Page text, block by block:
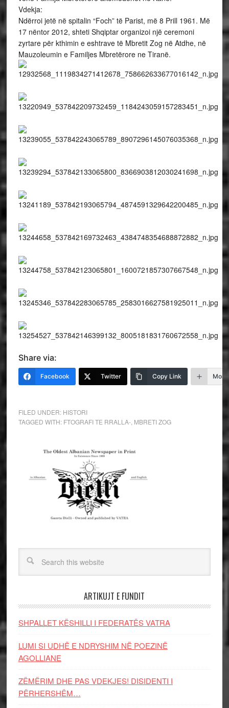
Vdekja:
Ndërroi jetë në spitalin “Foch” të Parist, më 8 Prill 1961. Më
17 nëntor 2012, shteti Shqiptar organizoi një ceremoni
zyrtare për kthimin e eshtrave të Mbretit Zog në Atdhe, në
Mauzoleumin e Familjes Mbretërore ne Tiranë.
Share via:
Facebook Twitter Copy Link More
FILED UNDER: HISTORI
TAGGED WITH: FTOGRAFI TE RRALLA-, MBRETI ZOG
ARTIKUJT E FUNDIT
SHPALLET KËSHILLI I FEDERATËS VATRA
LUMI SI UDHË E NDRYSHIM NË POEZINË
AGOLLIANE
ZËMËRIM DHE PAS VDEKJES! DISIDENTI I
PËRHERSHËM…